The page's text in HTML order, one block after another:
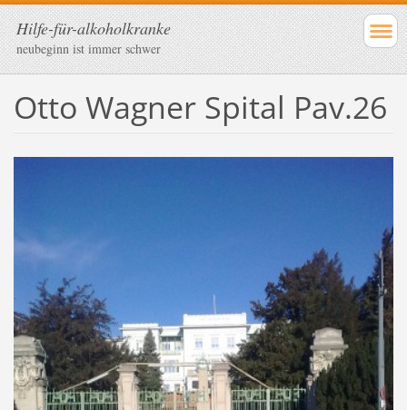
Hilfe-für-alkoholkranke
neubeginn ist immer schwer
Otto Wagner Spital Pav.26